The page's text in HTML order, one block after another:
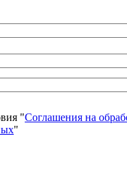
"Соглашения на
"